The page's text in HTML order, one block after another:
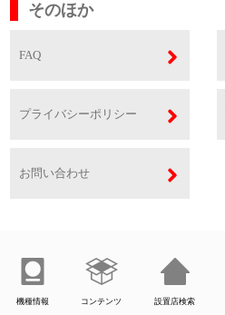
機種情報 コンテンツ 設置店検索
そのほか
FAQ
プライバシーポリシー
お問い合わせ